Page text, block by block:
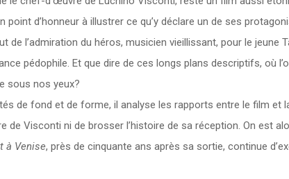
d’honneur à illustrer ce qu’y déclare un de ses
l’admiration du héros, musicien vieillissant, pour le jeune
pédophile. Et que dire de ces longs plans descriptifs, où
sous nos yeux?
de fond et de forme, il analyse les rapports entre le film et
de Visconti ni de brosser l’histoire de sa réception. On est
à Venise, près de cinquante ans après sa sortie, continue